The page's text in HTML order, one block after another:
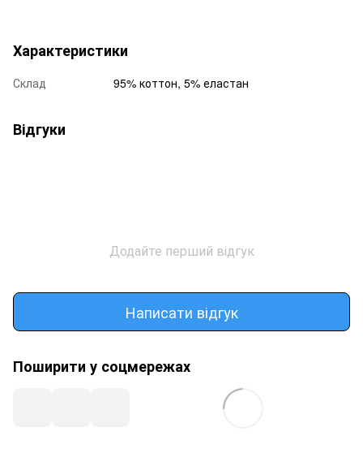
Характеристики
Склад 95% коттон, 5% еластан
Відгуки
Додайте перший відгук
Написати відгук
Поширити у соцмережах